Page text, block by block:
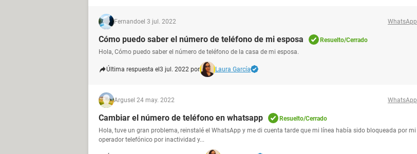
Fernandoel 3 jul. 2022 WhatsApp
Cómo puedo saber el número de teléfono de mi esposa
Resuelto/Cerrado
Hola, Cómo puedo saber el número de teléfono de la casa de mi esposa.
Última respuesta el 3 jul. 2022 por Laura García
Argusel 24 may. 2022 WhatsApp
Cambiar el número de teléfono en whatsapp
Resuelto/Cerrado
Hola, tuve un gran problema, reinstalé el WhatsApp y me di cuenta tarde que mi línea había sido bloqueada por mi
operador telefónico por inactividad y...